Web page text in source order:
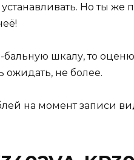
Но ты же
бальную шкалу, то
ожидать, не более.
на момент записи